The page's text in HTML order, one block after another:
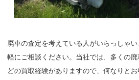
廃車の査定を考えている人がいらっしゃ
軽にご相談ください。当社では、多くの
どの買取経験がありますので、何なりと